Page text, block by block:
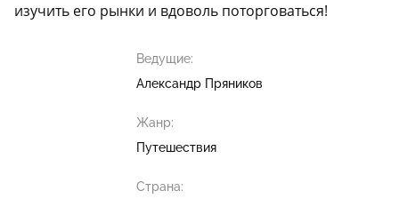
изучить его рынки и вдоволь поторговаться!
Ведущие:
Александр Пряников
Жанр:
Путешествия
Страна: